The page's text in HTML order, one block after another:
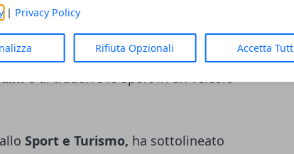
| Privacy Policy
Rifiuta Opzionali Accetta
e degli Enti di Promozione
a livello nazionale in questa
solido e dinamico, in
e di tradurre lo sport in un veicolo
Sport e Turismo, ha sottolineato